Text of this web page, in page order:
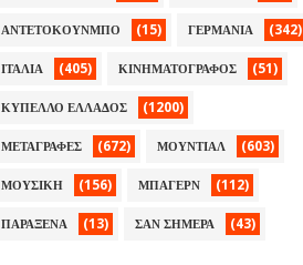
ΑΝΤΕΤΟΚΟΥΝΜΠΟ (15) ΓΕΡΜΑΝΙΑ (342)
ΙΤΑΛΙΑ (405) ΚΙΝΗΜΑΤΟΓΡΑΦΟΣ (51)
ΚΥΠΕΛΛΟ ΕΛΛΑΔΟΣ (1200)
ΜΕΤΑΓΡΑΦΕΣ (672) ΜΟΥΝΤΙΑΛ (603)
ΜΟΥΣΙΚΗ (156) ΜΠΑΓΕΡΝ (112)
ΠΑΡΑΞΕΝΑ (13) ΣΑΝ ΣΗΜΕΡΑ (43)